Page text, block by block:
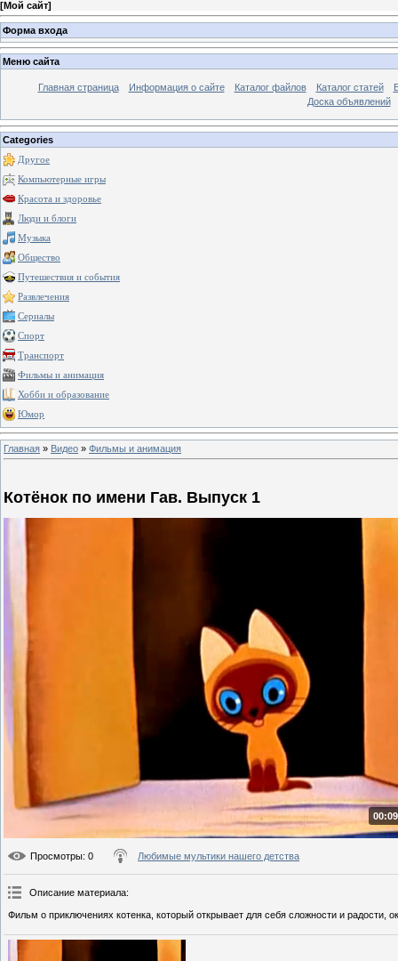
[Мой сайт]
Форма входа
Меню сайта
Главная страница Информация о сайте Каталог файлов Каталог статей
Доска объявлений
Categories
Другое
Компьютерные игры
Красота и здоровье
Люди и блоги
Музыка
Общество
Путешествия и события
Развлечения
Сериалы
Спорт
Транспорт
Фильмы и анимация
Хобби и образование
Юмор
Главная » Видео » Фильмы и анимация
Котёнок по имени Гав. Выпуск 1
Просмотры: 0 Любимые мультики нашего детства
Описание материала:
Фильм о приключениях котенка, который открывает для себя сложности и радости,